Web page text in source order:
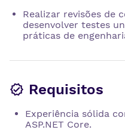
Realizar revisões de
desenvolver testes
práticas de
Requisitos
Experiência sólida
ASP.NET Core.